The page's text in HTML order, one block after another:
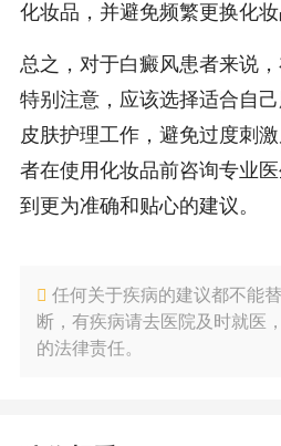
化妆品，并避免频繁更换化妆
总之，对于白癜风患者来说
特别注意，应该选择适合自
皮肤护理工作，避免过度刺
者在使用化妆品前咨询专业
到更为准确和贴心的建议。
任何关于疾病的建议都不能
断，有疾病请去医院及时就医
的法律责任。